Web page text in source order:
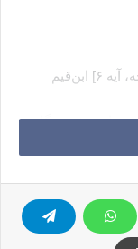
(ما را به راه راست هدایت فرما) – [سوره فاتحه، آیه ۶] ابن‌قیم
است؛ و هرگاه
نصیب او